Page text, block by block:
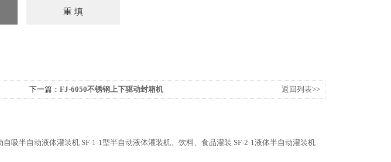
下一篇： FJ-6050不锈钢上下驱动封箱机 返回列表>>
自吸半自动液体灌装机 SF-1-1型半自动液体灌装机、饮料、食品灌装 SF-2-1液体半自动灌装机